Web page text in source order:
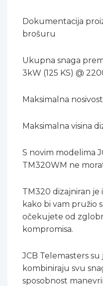
Dokumentacija
brošuru
Ukupna snaga
3kW (125 KS) @
Maksimalna
Maksimalna visina
S novim modelima
TM320WM ne
TM320 dizajniran
kako bi vam pružio
očekujete od
kompromisa.
JCB Telemasters
kombiniraju svu
sposobnost